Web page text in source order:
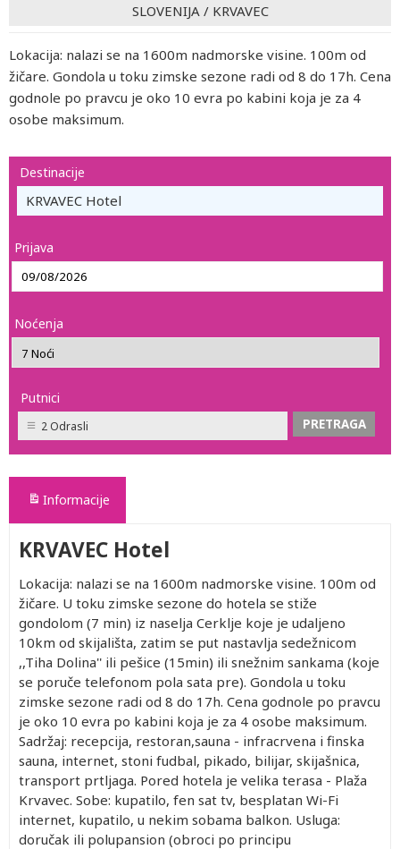
SLOVENIJA / KRVAVEC
Lokacija: nalazi se na 1600m nadmorske visine. 100m od
žičare. Gondola u toku zimske sezone radi od 8 do 17h. Cena
godnole po pravcu je oko 10 evra po kabini koja je za 4
osobe maksimum.
Destinacije
KRVAVEC Hotel
Prijava
Noćenja
Putnici
2 Odrasli
Informacije
KRVAVEC Hotel
Lokacija: nalazi se na 1600m nadmorske visine. 100m od
žičare. U toku zimske sezone do hotela se stiže
gondolom (7 min) iz naselja Cerklje koje je udaljeno
10km od skijališta, zatim se put nastavlja sedežnicom
,,Tiha Dolina'' ili pešice (15min) ili snežnim sankama (koje
se poruče telefonom pola sata pre). Gondola u toku
zimske sezone radi od 8 do 17h. Cena godnole po pravcu
je oko 10 evra po kabini koja je za 4 osobe maksimum.
Sadržaj: recepcija, restoran,sauna - infracrvena i finska
sauna, internet, stoni fudbal, pikado, bilijar, skijašnica,
transport prtljaga. Pored hotela je velika terasa - Plaža
Krvavec. Sobe: kupatilo, fen sat tv, besplatan Wi-Fi
internet, kupatilo, u nekim sobama balkon. Usluga:
doručak ili polupansion (obroci po principu